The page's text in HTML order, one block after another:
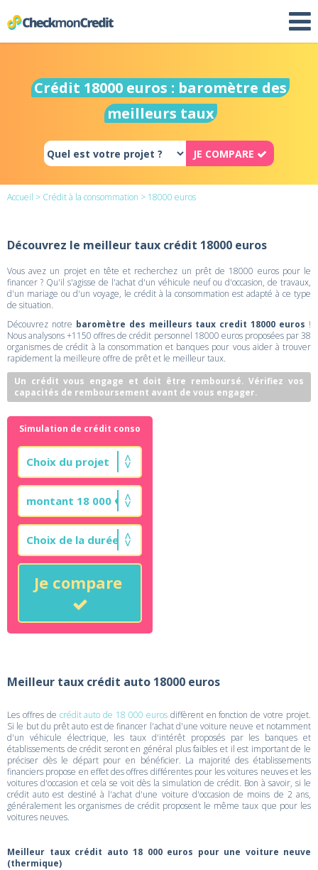
Crédit 18000 euros : baromètre des
meilleurs taux
JE COMPARE
Accueil > Crédit à la consommation > 18000 euros
Découvrez le meilleur taux crédit 18000 euros
Vous avez un projet en tête et recherchez un prêt de 18000 euros pour le
financer ? Qu'il s'agisse de l'achat d'un véhicule neuf ou d'occasion, de travaux,
d'un mariage ou d'un voyage, le crédit à la consommation est adapté à ce type
de situation.
Découvrez notre baromètre des meilleurs taux credit 18000 euros !
Nous analysons +1150 offres de crédit personnel 18000 euros proposées par 38
organismes de crédit à la consommation et banques pour vous aider à trouver
rapidement la meilleure offre de prêt et le meilleur taux.
Un crédit vous engage et doit être remboursé. Vérifiez vos
capacités de remboursement avant de vous engager.
Simulation de crédit conso
Je compare
Meilleur taux crédit auto 18000 euros
Les offres de crédit auto de 18 000 euros diffèrent en fonction de votre projet.
Si le but du prêt auto est de financer l'achat d'une voiture neuve et notamment
d'un véhicule électrique, les taux d'intérêt proposés par les banques et
établissements de crédit seront en général plus faibles et il est important de le
préciser dès le départ pour en bénéficier. La majorité des établissements
financiers propose en effet des offres différentes pour les voitures neuves et les
voitures d'occasion et cela se voit dès la simulation de crédit. Bon à savoir, si le
crédit auto est destiné à l'achat d'une voiture d'occasion de moins de 2 ans,
généralement les organismes de crédit proposent le même taux que pour les
voitures neuves.
Meilleur taux crédit auto 18 000 euros pour une voiture neuve
(thermique)